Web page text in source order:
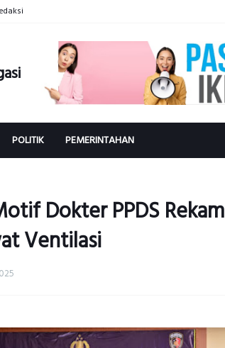
POLITIK PEMERINTAHAN
Dokter PPDS Rekam
Ventilasi